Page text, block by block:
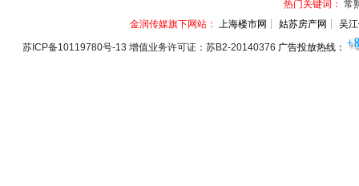
热门关键词： 常
金润传媒旗下网站： 上海楼市网┊ 姑苏房产网┊ 吴
苏ICP备10119780号-13 增值业务许可证：苏B2-20140376 广告投放热线：